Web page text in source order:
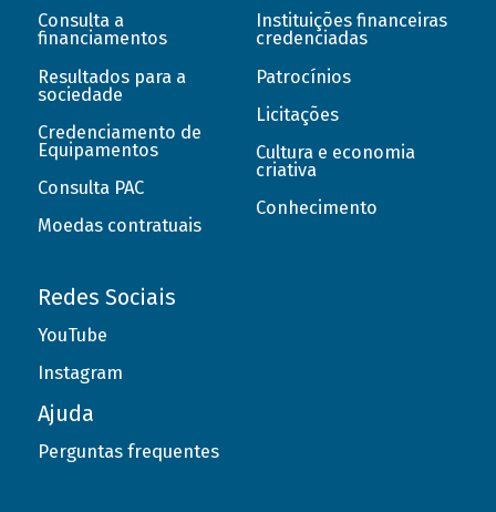
Consulta a
financiamentos
Resultados para a
sociedade
Credenciamento de
Equipamentos
Consulta PAC
Moedas contratuais
Instituições financeiras
credenciadas
Patrocínios
Licitações
Cultura e economia
criativa
Conhecimento
Redes Sociais
YouTube
Instagram
Ajuda
Perguntas frequentes